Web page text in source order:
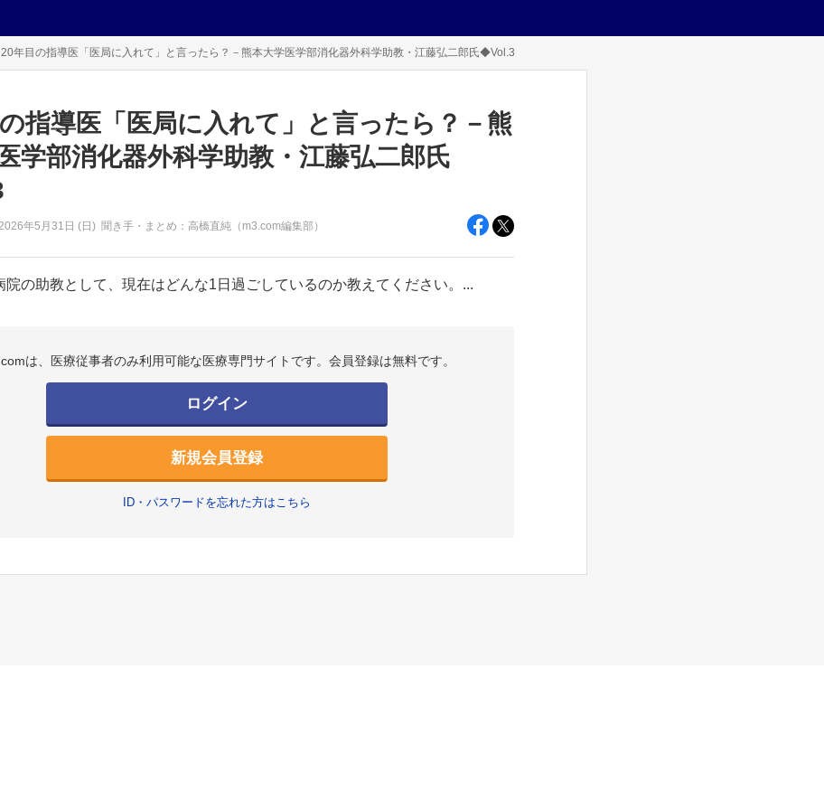
20年目の指導医「医局に入れて」と言ったら？－熊本大学医学部消化器外科学助教・江藤弘二郎氏◆Vol.3
指導医「医局に入れて」と言ったら？－熊
学部消化器外科学助教・江藤弘二郎氏
年5月31日 (日) 聞き手・まとめ：高橋直純（m3.com編集部）
院の助教として、現在はどんな1日過ごしているのか教えてください。...
は、医療従事者のみ利用可能な医療専門サイトです。会員登録は無料です。
ログイン
新規会員登録
ID・パスワードを忘れた方はこちら